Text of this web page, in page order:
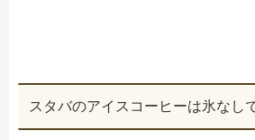
スタバのアイスコーヒーは氷なし